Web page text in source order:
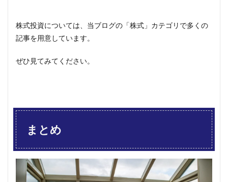
株式投資については、当ブログの「株式」カテゴリで多くの
記事を用意しています。
ぜひ見てみてください。
まとめ